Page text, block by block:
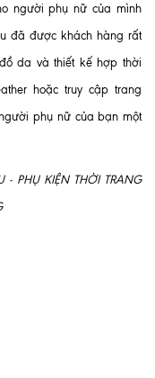
người phụ nữ của mình
đã được khách hàng rất
da và thiết kế hợp thời
hoặc truy cập trang
phụ nữ của bạn một
- PHỤ KIỆN THỜI TRANG